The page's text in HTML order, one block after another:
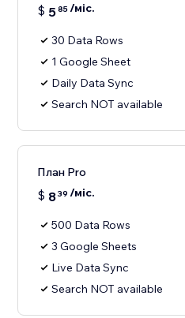
$ 585/міс.
30 Data Rows
1 Google Sheet
Daily Data Sync
Search NOT available
План Pro
$ 839 /міс.
500 Data Rows
3 Google Sheets
Live Data Sync
Search NOT available